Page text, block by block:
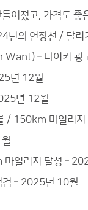
어졌고, 가격도 좋
년의 연장선 / 달
Want) – 나이키
년 12월
년 12월
/ 150km 마일리
일리지 달성 –
검 – 2025년 10월